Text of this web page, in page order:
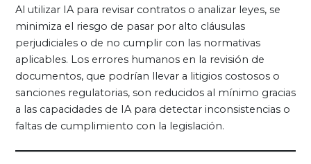
Al utilizar IA para revisar contratos o analizar leyes, se
minimiza el riesgo de pasar por alto cláusulas
perjudiciales o de no cumplir con las normativas
aplicables. Los errores humanos en la revisión de
documentos, que podrían llevar a litigios costosos o
sanciones regulatorias, son reducidos al mínimo gracias
a las capacidades de IA para detectar inconsistencias o
faltas de cumplimiento con la legislación.